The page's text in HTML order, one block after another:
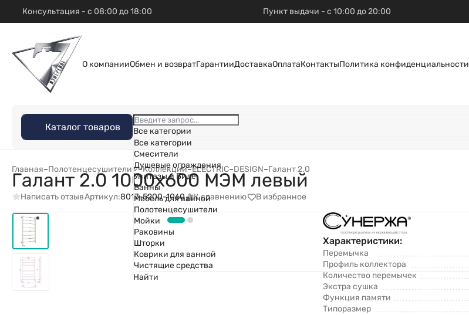
Консультация - с 08:00 до 18:00 Пункт выдачи - с 10:00 до 20:00
О компанииОбмен и возвратГарантииДоставкаОплатаКонтактыПолитика конфиденциальности
Каталог товаров
Все категории
Все категории
Смесители
Душевые ограждения
Унитазы и Биде
Ванны
Мебель для ванной
Полотенцесушители
Мойки
Раковины
Шторки
Коврики для ванной
Чистящие средства
Найти
Главная–Полотенцесушители –Коллекции–ELECTRIC–DESIGN–Галант 2.0
Галант 2.0 1000х600 МЭМ левый
Написать отзывАртикул:8017-5200-1060 К сравнению В избранное
Характеристики:
Перемычка
Профиль коллектора
Количество перемычек
Экстра сушка
Функция памяти
Типоразмер